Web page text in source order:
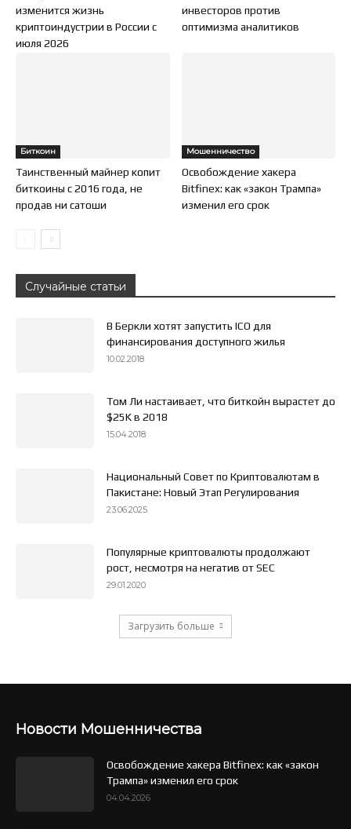
изменится жизнь
криптоиндустрии в России с
июля 2026
инвесторов против
оптимизма аналитиков
Биткоин
Таинственный майнер копит
биткоины с 2016 года, не
продав ни сатоши
Мошенничество
Освобождение хакера
Bitfinex: как «закон Трампа»
изменил его срок
Случайные статьи
В Беркли хотят запустить ICO для
финансирования доступного жилья
10.02.2018
Том Ли настаивает, что биткойн вырастет до
$25K в 2018
15.04.2018
Национальный Совет по Криптовалютам в
Пакистане: Новый Этап Регулирования
23.06.2025
Популярные криптовалюты продолжают
рост, несмотря на негатив от SEC
29.01.2020
Загрузить больше
Новости Мошенничества
Освобождение хакера Bitfinex: как «закон
Трампа» изменил его срок
04.04.2026